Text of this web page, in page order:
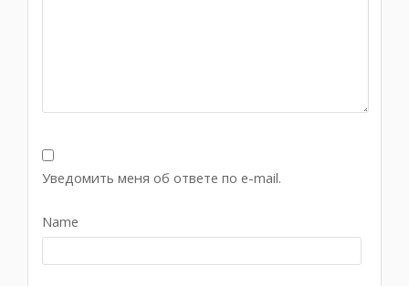
Уведомить меня об ответе по e-mail.
Name